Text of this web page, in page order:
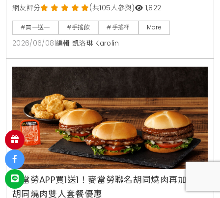
有第2杯0元買1送1優惠。另外整個6月份，foodpanda
外送平台也同步推出茉香凍奶綠、芒果綠茶、四季珍椰
青、粉角生椰拿鐵等4大品項買1送1，讓大家在炎熱夏天
不用出門也能省錢消暑。
網友評分 (共105人參與) 1,822
#買一送一 #手搖飲 #手搖杯 More
2026/06/08 編輯 凱洛琳 Karolin
麥當勞APP買1送1！麥當勞聯名胡同燒肉再加碼送
胡同燒肉雙人套餐優惠